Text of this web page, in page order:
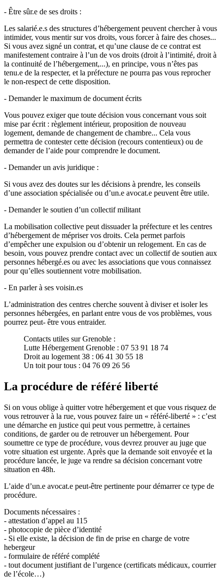
- Être sûr.e de ses droits :
Les salarié.e.s des structures d’hébergement peuvent chercher à vous
intimider, vous mentir sur vos droits, vous forcer à faire des choses...
Si vous avez signé un contrat, et qu’une clause de ce contrat est
manifestement contraire à l’un de vos droits (droit à l’intimité, droit à
la continuité de l’hébergement,...), en principe, vous n’êtes pas
tenu.e de la respecter, et la préfecture ne pourra pas vous reprocher
le non-respect de cette disposition.
- Demander le maximum de document écrits
Vous pouvez exiger que toute décision vous concernant vous soit
mise par écrit : règlement intérieur, proposition de nouveau
logement, demande de changement de chambre... Cela vous
permettra de contester cette décision (recours contentieux) ou de
demander de l’aide pour comprendre le document.
- Demander un avis juridique :
Si vous avez des doutes sur les décisions à prendre, les conseils
d’une association spécialisée ou d’un.e avocat.e peuvent être utile.
- Demander le soutien d’un collectif militant
La mobilisation collective peut dissuader la préfecture et les centres
d’hébergement de mépriser vos droits. Cela permet parfois
d’empêcher une expulsion ou d’obtenir un relogement. En cas de
besoin, vous pouvez prendre contact avec un collectif de soutien aux
personnes hébergé.es ou avec les associations que vous connaissez
pour qu’elles soutiennent votre mobilisation.
- En parler à ses voisin.es
L’administration des centres cherche souvent à diviser et isoler les
personnes hébergées, en parlant entre vous de vos problèmes, vous
pourrez peut- être vous entraider.
Contacts utiles sur Grenoble :
Lutte Hébergement Grenoble : 07 53 91 18 74
Droit au logement 38 : 06 41 30 55 18
Un toit pour tous : 04 76 09 26 56
La procédure de référé liberté
Si on vous oblige à quitter votre hébergement et que vous risquez de
vous retrouver à la rue, vous pouvez faire un « référé-liberté » : c’est
une démarche en justice qui peut vous permettre, à certaines
conditions, de garder ou de retrouver un hébergement. Pour
soumettre ce type de procédure, vous devrez prouver au juge que
votre situation est urgente. Après que la demande soit envoyée et la
procédure lancée, le juge va rendre sa décision concernant votre
situation en 48h.
L’aide d’un.e avocat.e peut-être pertinente pour démarrer ce type de
procédure.
Documents nécessaires :
- attestation d’appel au 115
- photocopie de pièce d’identité
- Si elle existe, la décision de fin de prise en charge de votre
hebergeur
- formulaire de référé complété
- tout document justifiant de l’urgence (certificats médicaux, courrier
de l’école…)